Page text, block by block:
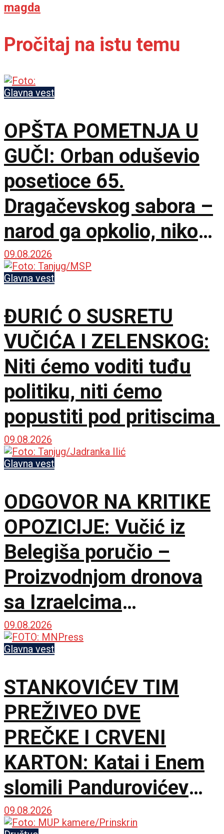
magda
Pročitaj na istu temu
Glavna vest
OPŠTA POMETNJA U
GUČI: Orban oduševio
posetioce 65.
Dragačevskog sabora –
narod ga opkolio, niko
ne veruje koliko je
opušten
09.08.2026
Glavna vest
ĐURIĆ O SUSRETU
VUČIĆA I ZELENSKOG:
Niti ćemo voditi tuđu
politiku, niti ćemo
popustiti pod pritiscima
09.08.2026
Glavna vest
ODGOVOR NA KRITIKE
OPOZICIJE: Vučić iz
Belegiša poručio –
Proizvodnjom dronova
sa Izraelcima
postajemo vojna sila
09.08.2026
Glavna vest
STANKOVIĆEV TIM
PREŽIVEO DVE
PREČKE I CRVENI
KARTON: Katai i Enem
slomili Pandurovićev
bedem, Pazarci
09.08.2026